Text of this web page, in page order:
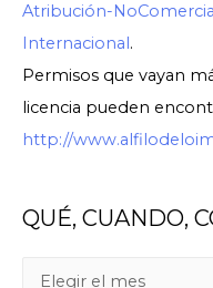
Atribución-
Internacional .
Permisos que vayan
licencia pueden
http://
QUÉ, CUANDO,